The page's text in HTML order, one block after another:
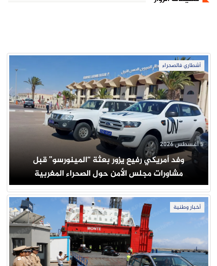
أشطاري فالصحراء
وفد أمريكي رفيع يزور بعثة “المينورسو” قبل
مشاورات مجلس الأمن حول الصحراء المغربية
5 أغسطس 2026
أخبار وطنية